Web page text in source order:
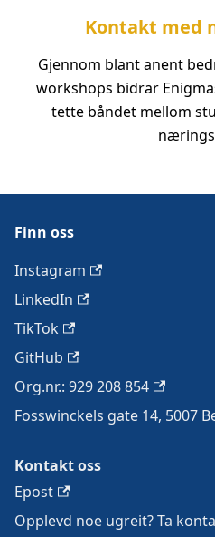
Kontakt med
Gjennom blant anent
workshops bidrar
tette båndet mellom
Finn oss
Instagram
LinkedIn
TikTok
GitHub
Org.nr.: 929 208 854
Fosswinckels gate 14, 5007
Kontakt oss
Epost
Opplevd noe ugreit? Ta